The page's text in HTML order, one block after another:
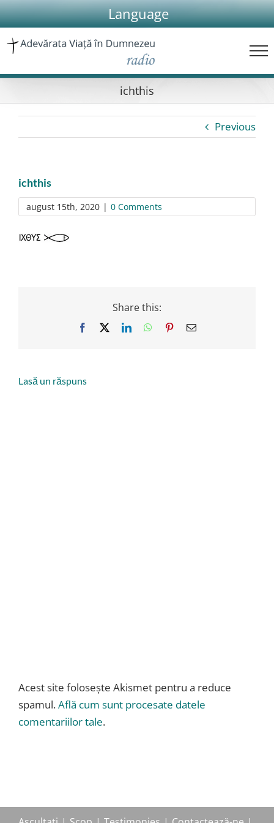
Skip
to
content
Language
ichthis
Previous
ichthis
august 15th, 2020 | 0 Comments
Share this:
Facebook LinkedInWhatsApp
PinterestEmail
Lasă un răspuns
Acest site folosește Akismet pentru a reduce
spamul.Află cum sunt procesate datele
comentariilor tale.